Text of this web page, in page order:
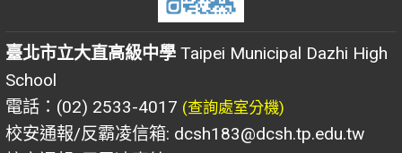
臺北市立大直高級中學 Taipei Municipal Dazhi High
School
電話：(02) 2533-4017 (查詢處室分機)
校安通報/反霸凌信箱: dcsh183@dcsh.tp.edu.tw